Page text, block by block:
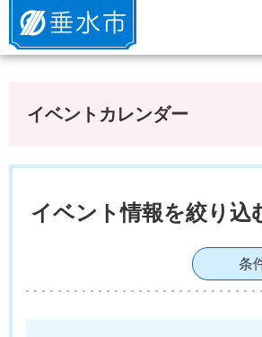
垂水市
イベントカレンダー
イベント情報を絞り込
条